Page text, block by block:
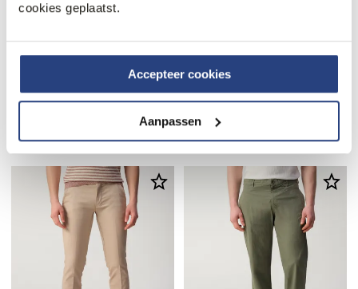
cookies geplaatst.
Accepteer cookies
Aanpassen
169,95
101,95
189,95
113,95